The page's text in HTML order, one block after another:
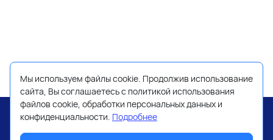
ПОМОЩЬ
Мы используем файлы cookie. Продолжив использование
сайта, Вы соглашаетесь с политикой использования
файлов cookie, обработки персональных данных и
конфиденциальности. Подробнее